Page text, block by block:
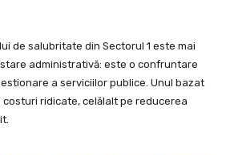
de salubritate din Sectorul 1 este mai
administrativă: este o confruntare
a serviciilor publice. Unul bazat
ridicate, celălalt pe reducerea